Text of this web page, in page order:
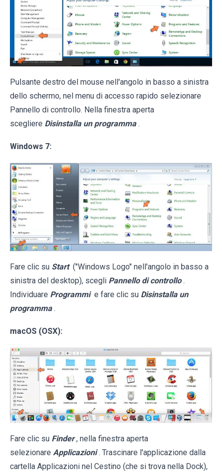
Pulsante destro del mouse nell'angolo in basso a sinistra
dello schermo, nel menu di accesso rapido selezionare
Pannello di controllo. Nella finestra aperta
scegliere Disinstalla un programma .
Windows 7:
Fare clic su Start ("Windows Logo" nell'angolo in basso a
sinistra del desktop), scegli Pannello di controllo .
Individuare Programmi e fare clic su Disinstalla un
programma .
macOS (OSX):
Fare clic su Finder , nella finestra aperta
selezionare Applicazioni . Trascinare l'applicazione dalla
cartella Applicazioni nel Cestino (che si trova nella Dock),